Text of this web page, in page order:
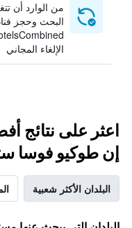
من الوارد أن
البحث وحجز
الإلغاء المجاني
اعثر على نتائج
إن طوكيو فوسا
البلدان الأكثر شعبية